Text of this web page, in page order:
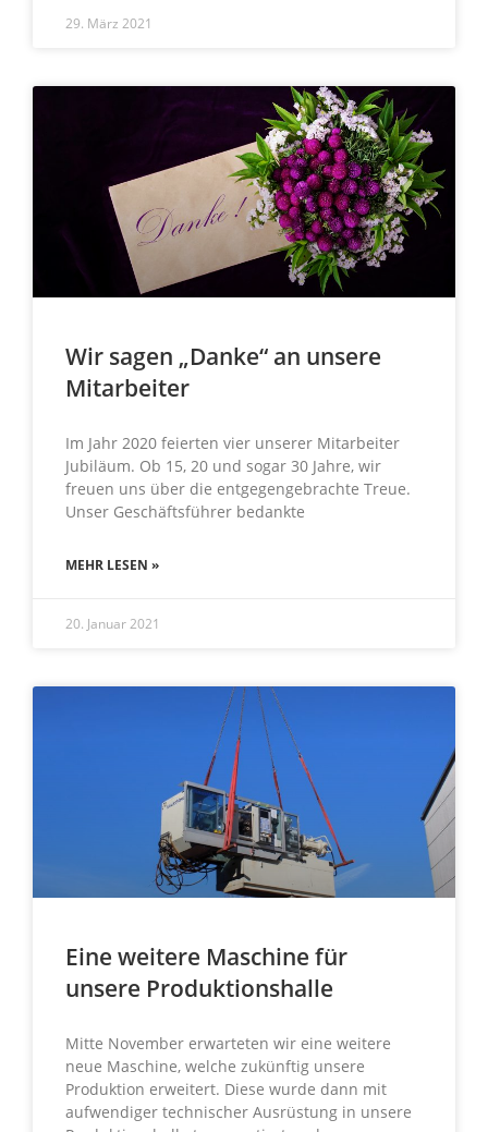
29. März 2021
Wir sagen „Danke“ an unsere
Mitarbeiter
Im Jahr 2020 feierten vier unserer Mitarbeiter
Jubiläum. Ob 15, 20 und sogar 30 Jahre, wir
freuen uns über die entgegengebrachte Treue.
Unser Geschäftsführer bedankte
MEHR LESEN »
20. Januar 2021
Eine weitere Maschine für
unsere Produktionshalle
Mitte November erwarteten wir eine weitere
neue Maschine, welche zukünftig unsere
Produktion erweitert. Diese wurde dann mit
aufwendiger technischer Ausrüstung in unsere